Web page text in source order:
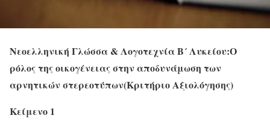
Νεοελληνική Γλώσσα & Λογοτεχνία Β´ Λυκείου:Ο
ρόλος της οικογένειας στην αποδυνάμωση των
αρνητικών στερεοτύπων(Κριτήριο Αξιολόγησης)
Κείμενο 1